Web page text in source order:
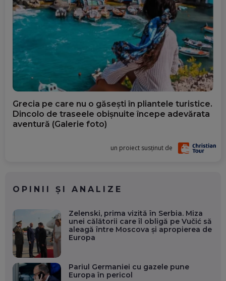
Grecia pe care nu o găsești în pliantele turistice.
Dincolo de traseele obișnuite începe adevărata
aventură (Galerie foto)
un proiect susținut de
OPINII ȘI ANALIZE
Zelenski, prima vizită în Serbia. Miza
unei călătorii care îl obligă pe Vučić să
aleagă între Moscova și apropierea de
Europa
Pariul Germaniei cu gazele pune
Europa în pericol